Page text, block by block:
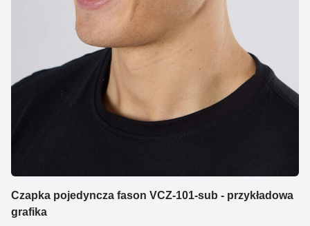
Czapka pojedyncza fason VCZ-101-sub - przykładowa
grafika